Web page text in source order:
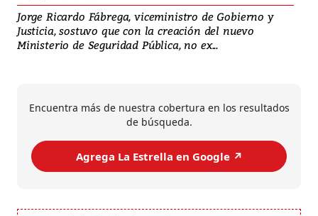
Jorge Ricardo Fábrega, viceministro de Gobierno y
Justicia, sostuvo que con la creación del nuevo
Ministerio de Seguridad Pública, no ex...
Encuentra más de nuestra cobertura en los resultados
de búsqueda.
Agrega La Estrella en Google ↗️